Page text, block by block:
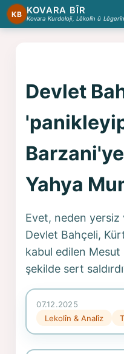
KB KOVARA BÎR
Kovara Kurdoloji, Lêkolîn û
Devlet
Barzani'ye
Yahya
Evet, neden
Devlet Bahçeli,
kabul edilen Mesut
şekilde sert
07.12.2025
Lekolîn & Analîz